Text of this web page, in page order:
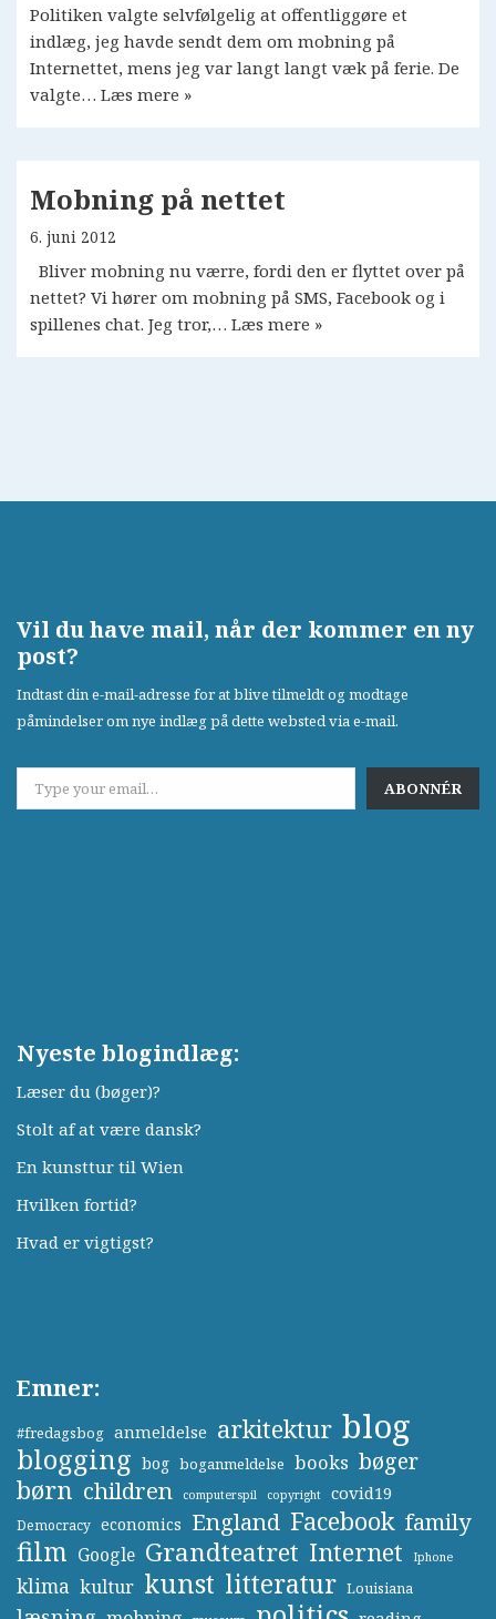
Politiken valgte selvfølgelig at offentliggøre et
indlæg, jeg havde sendt dem om mobning på
Internettet, mens jeg var langt langt væk på ferie. De
valgte… Læs mere »
Mobning på nettet
6. juni 2012
Bliver mobning nu værre, fordi den er flyttet over på
nettet? Vi hører om mobning på SMS, Facebook og i
spillenes chat. Jeg tror,… Læs mere »
Vil du have mail, når der kommer en ny
post?
Indtast din e-mail-adresse for at blive tilmeldt og modtage
påmindelser om nye indlæg på dette websted via e-mail.
ABONNÉR
Nyeste blogindlæg:
Læser du (bøger)?
Stolt af at være dansk?
En kunsttur til Wien
Hvilken fortid?
Hvad er vigtigst?
Emner:
#fredagsbog anmeldelse arkitektur blog
blogging bog boganmeldelse books bøger
børn children computerspil copyright covid19
Democracy economics England Facebook family
film Google Grandteatret Internet Iphone
klima kultur kunst litteratur Louisiana